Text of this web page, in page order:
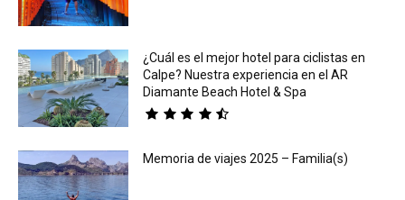
¿Cuál es el mejor hotel para ciclistas en
Calpe? Nuestra experiencia en el AR
Diamante Beach Hotel & Spa
Memoria de viajes 2025 – Familia(s)